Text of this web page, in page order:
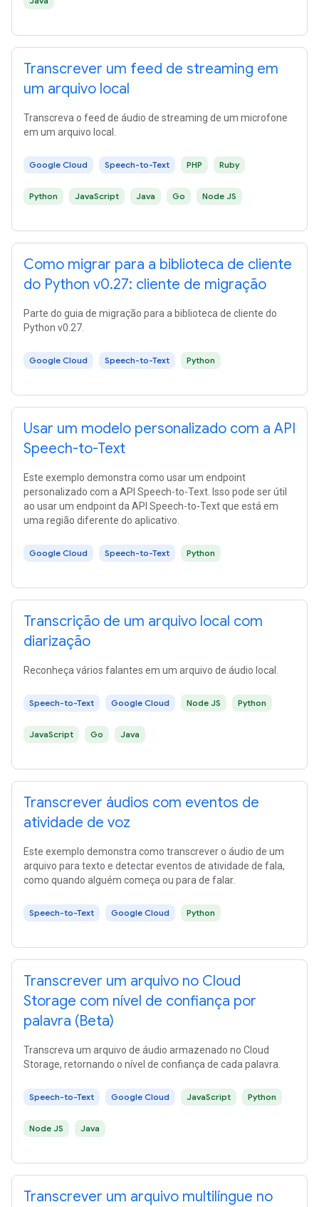
Transcrever um feed de streaming em
um arquivo local
Transcreva o feed de áudio de streaming de um microfone
em um arquivo local.
Google Cloud Speech-to-Text PHP Ruby
Python JavaScript Java Go Node JS
Como migrar para a biblioteca de cliente
do Python v0.27: cliente de migração
Parte do guia de migração para a biblioteca de cliente do
Python v0.27.
Google Cloud Speech-to-Text Python
Usar um modelo personalizado com a API
Speech-to-Text
Este exemplo demonstra como usar um endpoint
personalizado com a API Speech-to-Text. Isso pode ser útil
ao usar um endpoint da API Speech-to-Text que está em
uma região diferente do aplicativo.
Google Cloud Speech-to-Text Python
Transcrição de um arquivo local com
diarização
Reconheça vários falantes em um arquivo de áudio local.
Speech-to-Text Google Cloud Node JS Python
JavaScript Go Java
Transcrever áudios com eventos de
atividade de voz
Este exemplo demonstra como transcrever o áudio de um
arquivo para texto e detectar eventos de atividade de fala,
como quando alguém começa ou para de falar.
Speech-to-Text Google Cloud Python
Transcrever um arquivo no Cloud
Storage com nível de confiança por
palavra (Beta)
Transcreva um arquivo de áudio armazenado no Cloud
Storage, retornando o nível de confiança de cada palavra.
Speech-to-Text Google Cloud JavaScript Python
Node JS Java
Transcrever um arquivo multilíngue no